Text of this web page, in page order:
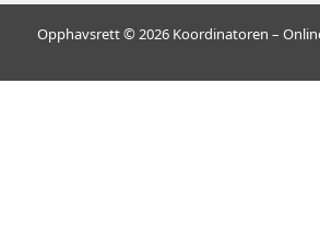
Opphavsrett © 2026 Koordinatoren –